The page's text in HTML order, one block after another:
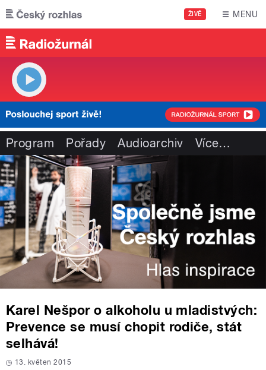
Přejít k hlavnímu obsahu
ŽIVĚ MENU
Program Pořady Audioarchiv Více…
Karel Nešpor o alkoholu u mladistvých:
Prevence se musí chopit rodiče, stát
selhává!
13. květen 2015